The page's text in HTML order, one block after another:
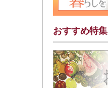
おすすめ特集